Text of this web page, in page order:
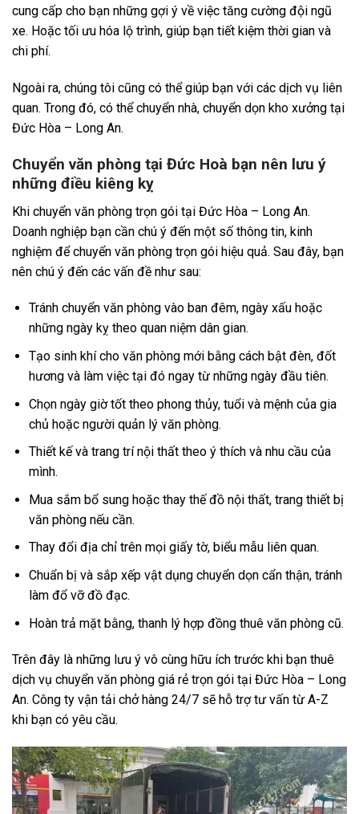
cung cấp cho bạn những gợi ý về việc tăng cường đội ngũ
xe. Hoặc tối ưu hóa lộ trình, giúp bạn tiết kiệm thời gian và
chi phí.
Ngoài ra, chúng tôi cũng có thể giúp bạn với các dịch vụ liên
quan. Trong đó, có thể chuyển nhà, chuyển dọn kho xưởng tại
Đức Hòa – Long An.
Chuyển văn phòng tại Đức Hoà bạn nên lưu ý
những điều kiêng kỵ
Khi chuyển văn phòng trọn gói tại Đức Hòa – Long An.
Doanh nghiệp bạn cần chú ý đến một số thông tin, kinh
nghiệm để chuyển văn phòng trọn gói hiệu quả. Sau đây, bạn
nên chú ý đến các vấn đề như sau:
Tránh chuyển văn phòng vào ban đêm, ngày xấu hoặc
những ngày kỵ theo quan niệm dân gian.
Tạo sinh khí cho văn phòng mới bằng cách bật đèn, đốt
hương và làm việc tại đó ngay từ những ngày đầu tiên.
Chọn ngày giờ tốt theo phong thủy, tuổi và mệnh của gia
chủ hoặc người quản lý văn phòng.
Thiết kế và trang trí nội thất theo ý thích và nhu cầu của
mình.
Mua sắm bổ sung hoặc thay thế đồ nội thất, trang thiết bị
văn phòng nếu cần.
Thay đổi địa chỉ trên mọi giấy tờ, biểu mẫu liên quan.
Chuẩn bị và sắp xếp vật dụng chuyển dọn cẩn thận, tránh
làm đổ vỡ đồ đạc.
Hoàn trả mặt bằng, thanh lý hợp đồng thuê văn phòng cũ.
Trên đây là những lưu ý vô cùng hữu ích trước khi bạn thuê
dịch vụ chuyển văn phòng giá rẻ trọn gói tại Đức Hòa – Long
An. Công ty vận tải chở hàng 24/7 sẽ hỗ trợ tư vấn từ A-Z
khi bạn có yêu cầu.